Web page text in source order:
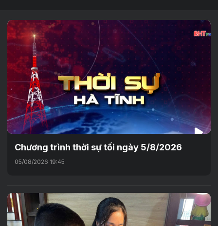
Chương trình thời sự tối ngày 5/8/2026
05/08/2026 19:45